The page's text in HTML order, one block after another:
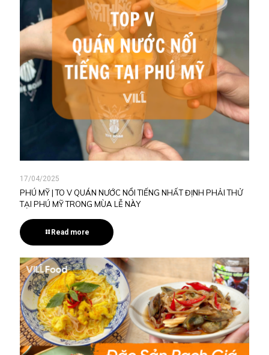
17/04/2025
PHÚ MỸ | TO V QUÁN NƯỚC NỔI TIẾNG NHẤT ĐỊNH PHẢI THỬ
TẠI PHÚ MỸ TRONG MÙA LỄ NÀY
Read more